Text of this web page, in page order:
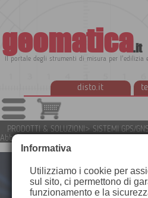
geomatica.it
Il portale degli strumenti di misura per l'edilizia
disto.it
PRODOTTI & SOLUZIONI> SISTEMI GPS/
Abbonamento al servizio HxGN SmartNet
Informativa
Utilizziamo i cookie per
sul sito, ci permettono di
funzionamento e la